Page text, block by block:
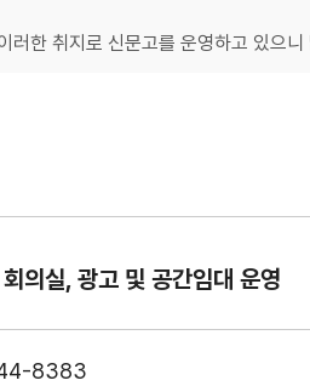
한 취지로 신문고를 운영하고 있으
의실, 광고 및 공간임대 운영
8383